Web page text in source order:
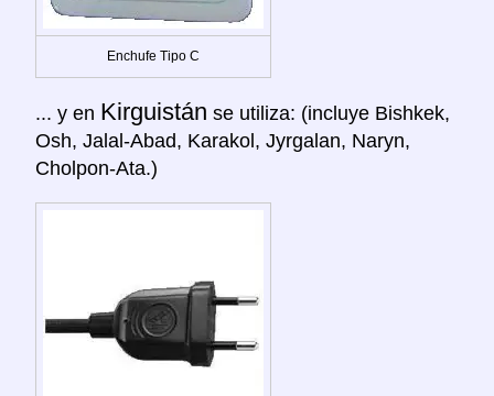
Enchufe Tipo C
... y en Kirguistán se utiliza: (incluye Bishkek,
Osh, Jalal-Abad, Karakol, Jyrgalan, Naryn,
Cholpon-Ata.)